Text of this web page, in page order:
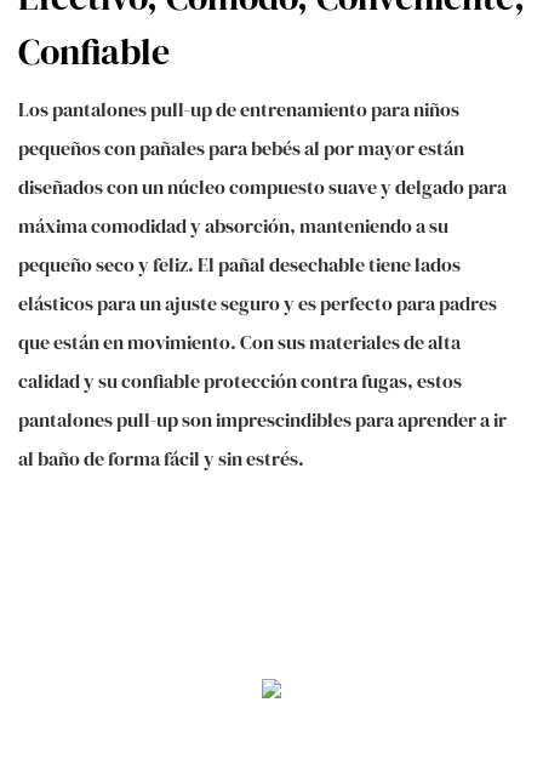
Confiable
Los pantalones pull-up de entrenamiento para niños
pequeños con pañales para bebés al por mayor están
diseñados con un núcleo compuesto suave y delgado para
máxima comodidad y absorción, manteniendo a su
pequeño seco y feliz. El pañal desechable tiene lados
elásticos para un ajuste seguro y es perfecto para padres
que están en movimiento. Con sus materiales de alta
calidad y su confiable protección contra fugas, estos
pantalones pull-up son imprescindibles para aprender a ir
al baño de forma fácil y sin estrés.